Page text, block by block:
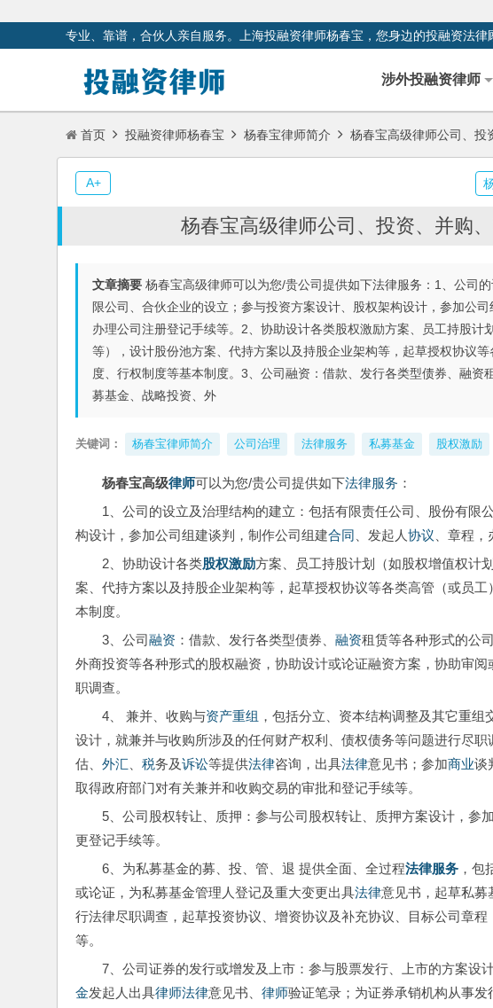
专业、靠谱，合伙人亲自服务。上海投融资律师杨春宝，您身边的投融资法律
涉外投融资律师
首页 投融资律师杨春宝 杨春宝律师简介 杨春宝高级律师公司、投
杨春宝高级律师公司、投资、并购
文章摘要 杨春宝高级律师可以为您/贵公司提供如下法律服务：1、公司
限公司、合伙企业的设立；参与投资方案设计、股权架构设计，参加公
办理公司注册登记手续等。2、协助设计各类股权激励方案、员工持股
等），设计股份池方案、代持方案以及持股企业架构等，起草授权协议
度、行权制度等基本制度。3、公司融资：借款、发行各类型债券、融
募基金、战略投资、外
关键词： 杨春宝律师简介 公司治理 法律服务 私募基金 股权激励
杨春宝高级律师可以为您/贵公司提供如下法律服务 ：
1、公司的设立及治理结构的建立：包括有限责任公司、股份有限
构设计，参加公司组建谈判，制作公司组建合同 、发起人协议 、章程
2、协助设计各类股权激励方案、员工持股计划（如股权增值权计
案、代持方案以及持股企业架构等，起草授权协议等各类高管（或员
本制度。
3、公司融资 ：借款、发行各类型债券、 融资租赁等各种形式的公
外商投资等各种形式的股权融资，协助设计或论证融资方案，协助审
职调查。
4、 兼并、收购与资产重组 ，包括分立、资本结构调整及其它重组
设计，就兼并与收购所涉及的任何财产权利、债权债务等问题进行尽
估、 外汇 税务及诉讼等提供法律咨询，出具法律意见书；参加商业谈
取得政府部门对有关兼并和收购交易的审批和登记手续等。
5、公司股权转让、质押：参与公司股权转让、质押方案设计，参加
更登记手续等。
6、为私募基金的募、投、管、退 提供全面、全过程法律服务 ，包
或论证，为私募基金管理人登记及重大变更出具法律意见书，起草私募
行法律尽职调查，起草投资协议、增资协议及补充协议、目标公司章
等。
7、公司证券的发行或增发及上市：参与股票发行、上市的方案设
金发起人出具律师法律意见书、 律师验证笔录；为证券承销机构从事发
A+